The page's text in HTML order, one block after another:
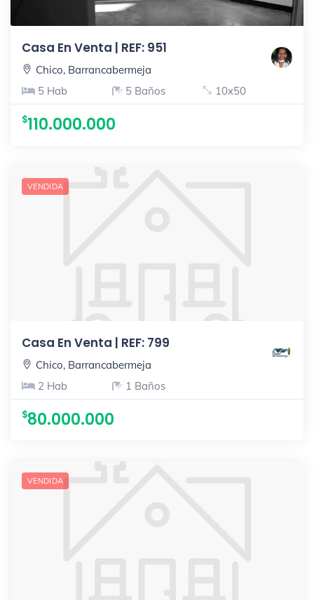
Casa En Venta | REF: 951
Chico, Barrancabermeja
5 Hab
5 Baños 10x50
110.000.000
VENDIDA
Casa En Venta | REF: 799
Chico, Barrancabermeja
2 Hab
1 Baños
80.000.000
VENDIDA